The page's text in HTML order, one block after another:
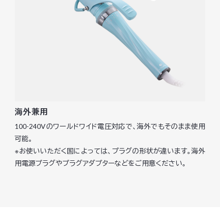
海外兼用
100-240Vのワールドワイド電圧対応で、海外でもそのまま使用
可能。
※お使いいただく国によっては、プラグの形状が違います。海外
用電源プラグやプラグアダプターなどをご用意ください。